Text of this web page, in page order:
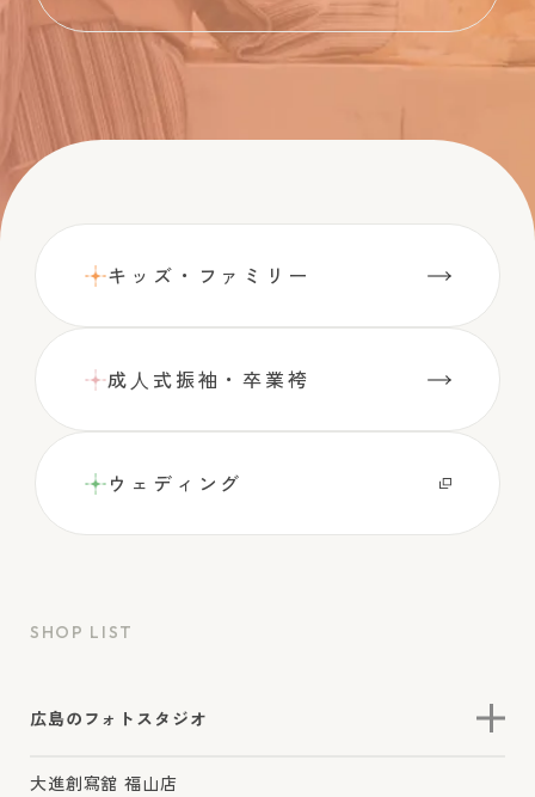
キッズ・ファミリー
成⼈式振袖・卒業袴
ウェディング
SHOP LIST
広島のフォトスタジオ
大進創寫舘 福山店